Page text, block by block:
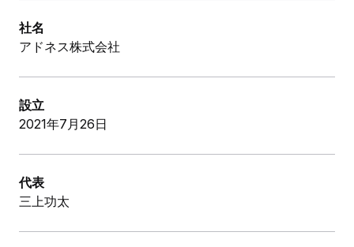
社名
アドネス株式会社
設立
2021年7月26日
代表
三上功太